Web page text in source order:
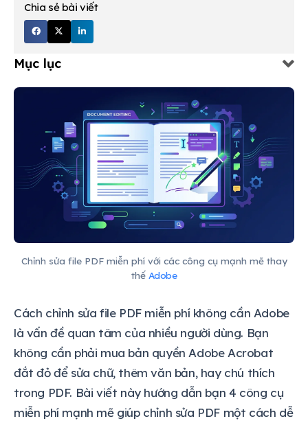
Chia sẻ bài viết
Mục lục
Chỉnh sửa file PDF miễn phí với các công cụ mạnh mẽ thay
thế Adobe
Cách chỉnh sửa file PDF miễn phí không cần Adobe
là vấn đề quan tâm của nhiều người dùng. Bạn
không cần phải mua bản quyền Adobe Acrobat
đắt đỏ để sửa chữ, thêm văn bản, hay chú thích
trong PDF. Bài viết này hướng dẫn bạn 4 công cụ
miễn phí mạnh mẽ giúp chỉnh sửa PDF một cách dễ